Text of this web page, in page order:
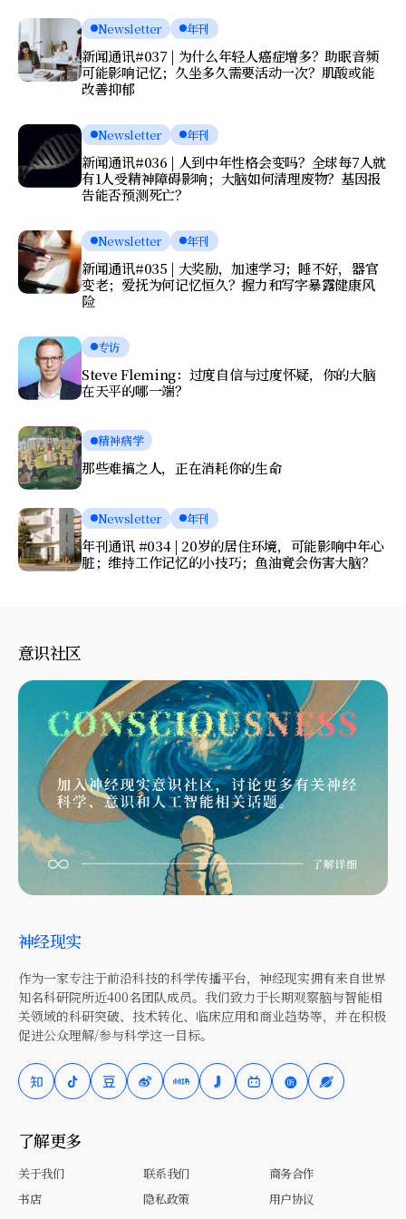
Newsletter 年刊
新闻通讯#037 | 为什么年轻人癌症增多？助眠音频
可能影响记忆；久坐多久需要活动一次？肌酸或能
改善抑郁
Newsletter 年刊
新闻通讯#036 | 人到中年性格会变吗？全球每7人就
有1人受精神障碍影响；大脑如何清理废物？基因报
告能否预测死亡？
Newsletter 年刊
新闻通讯#035 | 大奖励，加速学习；睡不好，器官
变老；爱抚为何记忆恒久？握力和写字暴露健康风
险
专访
Steve Fleming：过度自信与过度怀疑，你的大脑
在天平的哪一端？
精神病学
那些难搞之人，正在消耗你的生命
Newsletter 年刊
年刊通讯 #034 | 20岁的居住环境，可能影响中年心
脏；维持工作记忆的小技巧；鱼油竟会伤害大脑？
意识社区
神经现实
作为一家专注于前沿科技的科学传播平台，神经现实拥有来自世界
知名科研院所近400名团队成员。我们致力于长期观察脑与智能相
关领域的科研突破、技术转化、临床应用和商业趋势等，并在积极
促进公众理解/参与科学这一目标。
了解更多
关于我们 联系我们
商务合作
书店
隐私政策 用户协议